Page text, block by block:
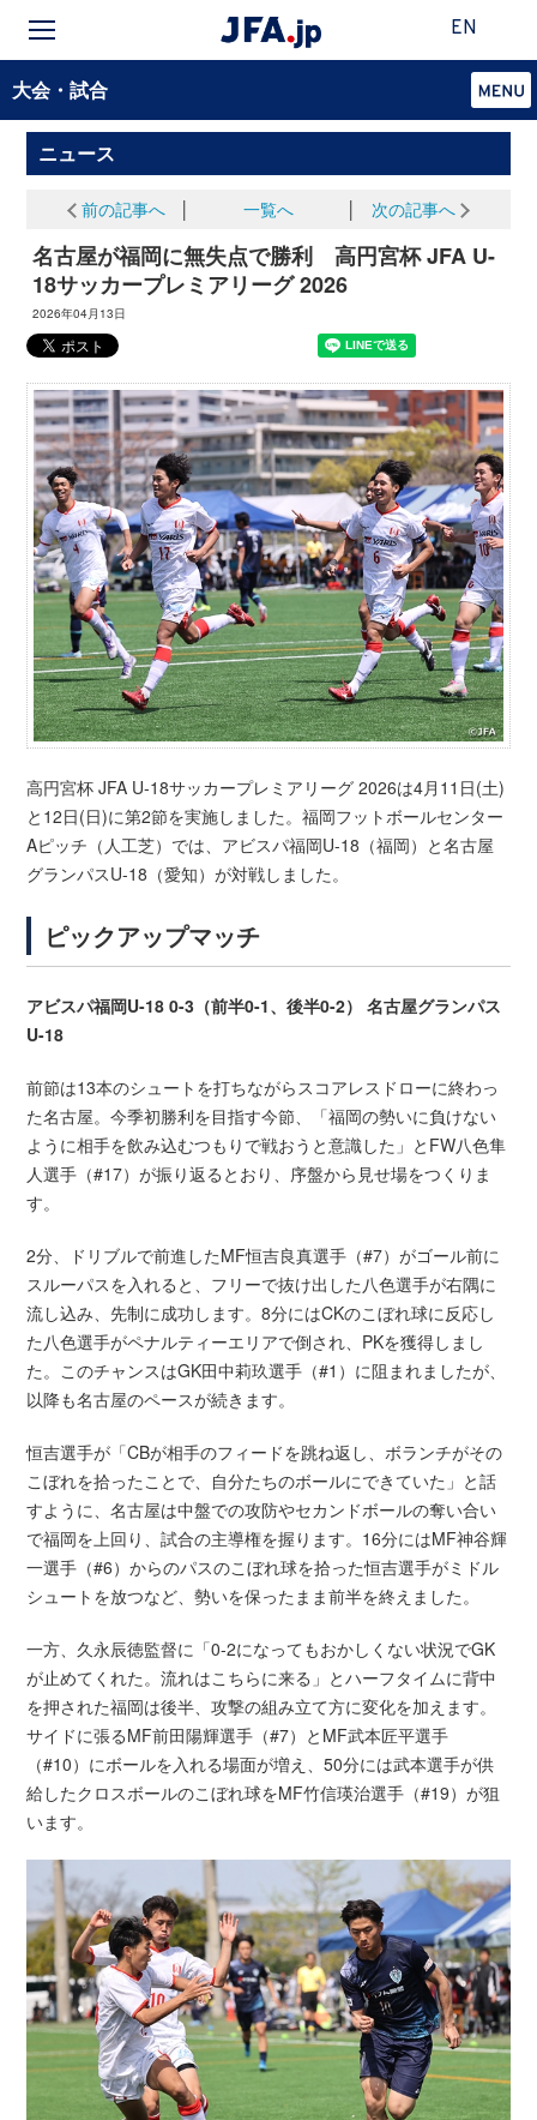
EN
大会・試合
ニュース
前の記事へ 一覧へ 次の記事へ
名古屋が福岡に無失点で勝利 高円宮杯 JFA U-
18サッカープレミアリーグ 2026
2026年04月13日
高円宮杯 JFA U-18サッカープレミアリーグ 2026は4月11日(土)
と12日(日)に第2節を実施しました。福岡フットボールセンター
Aピッチ（人工芝）では、アビスパ福岡U-18（福岡）と名古屋
グランパスU-18（愛知）が対戦しました。
ピックアップマッチ
アビスパ福岡U-18 0-3（前半0-1、後半0-2） 名古屋グランパス
U-18
前節は13本のシュートを打ちながらスコアレスドローに終わっ
た名古屋。今季初勝利を目指す今節、「福岡の勢いに負けない
ように相手を飲み込むつもりで戦おうと意識した」とFW八色隼
人選手（#17）が振り返るとおり、序盤から見せ場をつくりま
す。
2分、ドリブルで前進したMF恒吉良真選手（#7）がゴール前に
スルーパスを入れると、フリーで抜け出した八色選手が右隅に
流し込み、先制に成功します。8分にはCKのこぼれ球に反応し
た八色選手がペナルティーエリアで倒され、PKを獲得しまし
た。このチャンスはGK田中莉玖選手（#1）に阻まれましたが、
以降も名古屋のペースが続きます。
恒吉選手が「CBが相手のフィードを跳ね返し、ボランチがその
こぼれを拾ったことで、自分たちのボールにできていた」と話
すように、名古屋は中盤での攻防やセカンドボールの奪い合い
で福岡を上回り、試合の主導権を握ります。16分にはMF神谷輝
一選手（#6）からのパスのこぼれ球を拾った恒吉選手がミドル
シュートを放つなど、勢いを保ったまま前半を終えました。
一方、久永辰徳監督に「0-2になってもおかしくない状況でGK
が止めてくれた。流れはこちらに来る」とハーフタイムに背中
を押された福岡は後半、攻撃の組み立て方に変化を加えます。
サイドに張るMF前田陽輝選手（#7）とMF武本匠平選手
（#10）にボールを入れる場面が増え、50分には武本選手が供
給したクロスボールのこぼれ球をMF竹信瑛治選手（#19）が狙
います。